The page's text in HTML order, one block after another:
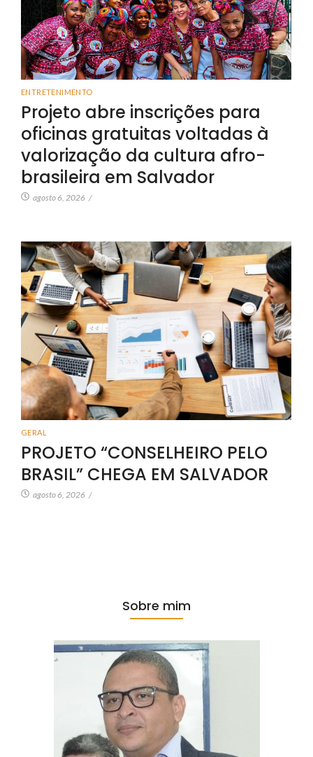
ENTRETENIMENTO
Projeto abre inscrições para
oficinas gratuitas voltadas à
valorização da cultura afro-
brasileira em Salvador
agosto 6, 2026 /
GERAL
PROJETO “CONSELHEIRO PELO
BRASIL” CHEGA EM SALVADOR
agosto 6, 2026 /
Sobre mim